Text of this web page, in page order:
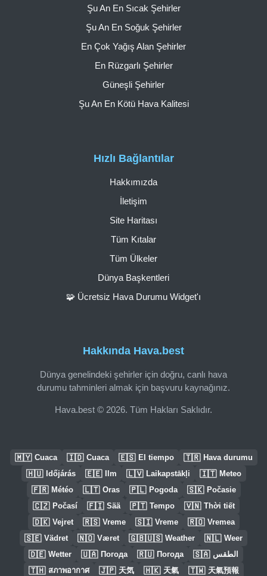
Hakkında Hava.best
Dünya genelindeki şehirler için doğru, canlı hava
durumu tahminleri almak için başvuru kaynağınız.
Hava.best © 2026. Tüm Hakları Saklıdır.
Hızlı Bağlantılar
Hakkımızda
İletişim
Site Haritası
Tüm Kıtalar
Tüm Ülkeler
Dünya Başkentleri
🧩 Ücretsiz Hava Durumu Widget'ı
Şu An En Sıcak Şehirler
Şu An En Soğuk Şehirler
En Çok Yağış Alan Şehirler
En Rüzgarlı Şehirler
Güneşli Şehirler
Şu An En Kötü Hava Kalitesi
🇲🇾 Cuaca 🇮🇩 Cuaca 🇪🇸 El tiempo 🇹🇷 Hava durumu
🇭🇺 Időjárás 🇪🇪 Ilm 🇱🇻 Laikapstākļi 🇮🇹 Meteo
🇫🇷 Météo 🇱🇹 Oras 🇵🇱 Pogoda 🇸🇰 Počasie
🇨🇿 Počasí 🇫🇮 Sää 🇵🇹 Tempo 🇻🇳 Thời tiết
🇩🇰 Vejret 🇷🇸 Vreme 🇸🇮 Vreme 🇷🇴 Vremea
🇸🇪 Vädret 🇳🇴 Været 🇬🇧🇺🇸 Weather 🇳🇱 Weer
🇩🇪 Wetter 🇺🇦 Погода 🇷🇺 Погода 🇸🇦 الطقس
🇹🇭 สภาพอากาศ 🇯🇵 天気 🇭🇰 天氣 🇹🇼 天氣預報